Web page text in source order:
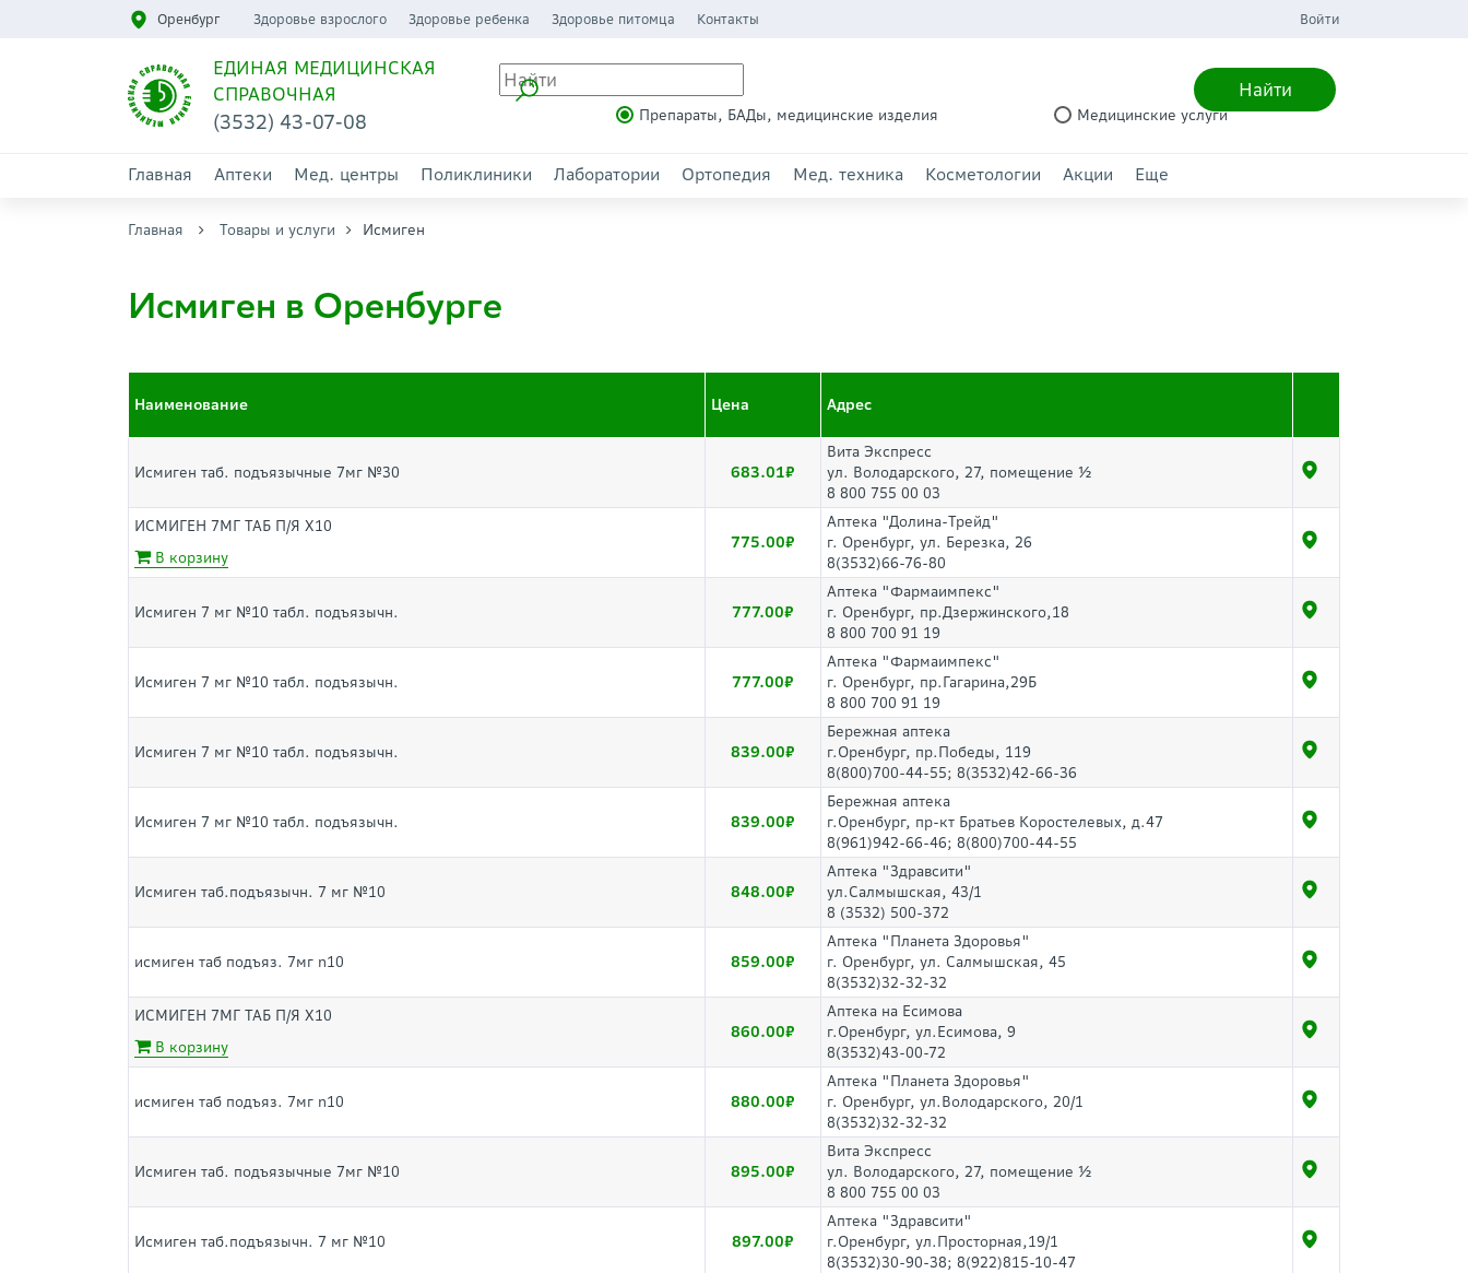
Оренбург Здоровье взрослого Здоровье ребенка Здоровье питомца Контакты Войти
ЕДИНАЯ МЕДИЦИНСКАЯ
СПРАВОЧНАЯ
(3532) 43-07-08
Найти
Препараты, БАДы, медицинские изделия Медицинские услуги
Главная Аптеки Мед. центры Поликлиники Лаборатории Ортопедия Мед. техника Косметологии Акции Еще
Главная Товары и услуги Исмиген
Исмиген в Оренбурге
Наименование Цена Адрес
Исмиген таб. подъязычные 7мг №30 683.01
Вита Экспресс
ул. Володарского, 27, помещение ½
8 800 755 00 03
ИСМИГЕН 7МГ ТАБ П/Я Х10
В корзину
775.00
Аптека "Долина-Трейд"
г. Оренбург, ул. Березка, 26
8(3532)66-76-80
Исмиген 7 мг №10 табл. подъязычн. 777.00
Аптека "Фармаимпекс"
г. Оренбург, пр.Дзержинского,18
8 800 700 91 19
Исмиген 7 мг №10 табл. подъязычн. 777.00
Аптека "Фармаимпекс"
г. Оренбург, пр.Гагарина,29Б
8 800 700 91 19
Исмиген 7 мг №10 табл. подъязычн. 839.00
Бережная аптека
г.Оренбург, пр.Победы, 119
8(800)700-44-55; 8(3532)42-66-36
Исмиген 7 мг №10 табл. подъязычн. 839.00
Бережная аптека
г.Оренбург, пр-кт Братьев Коростелевых, д.47
8(961)942-66-46; 8(800)700-44-55
Исмиген таб.подъязычн. 7 мг №10 848.00
Аптека "Здравсити"
ул.Салмышская, 43/1
8 (3532) 500-372
исмиген таб подъяз. 7мг n10 859.00
Аптека "Планета Здоровья"
г. Оренбург, ул. Салмышская, 45
8(3532)32-32-32
ИСМИГЕН 7МГ ТАБ П/Я Х10
В корзину
860.00
Аптека на Есимова
г.Оренбург, ул.Есимова, 9
8(3532)43-00-72
исмиген таб подъяз. 7мг n10 880.00
Аптека "Планета Здоровья"
г. Оренбург, ул.Володарского, 20/1
8(3532)32-32-32
Исмиген таб. подъязычные 7мг №10 895.00
Вита Экспресс
ул. Володарского, 27, помещение ½
8 800 755 00 03
Исмиген таб.подъязычн. 7 мг №10 897.00
Аптека "Здравсити"
г.Оренбург, ул.Просторная,19/1
8(3532)30-90-38; 8(922)815-10-47